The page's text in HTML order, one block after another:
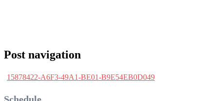
Post navigation
15878422-A6F3-49A1-BE01-B9E54EB0D049